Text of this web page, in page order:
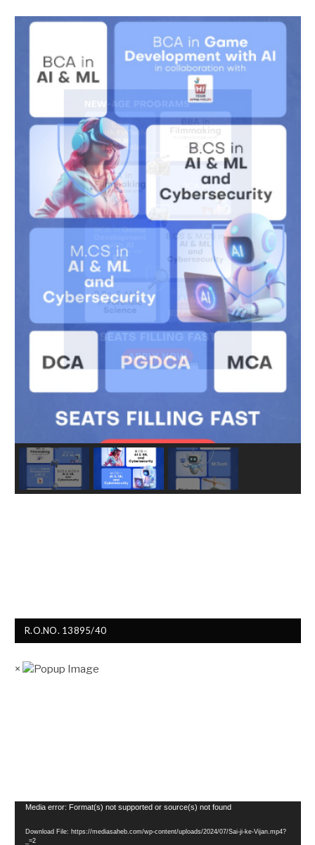
R.O.NO. 13895/40
×
Video
Media error: Format(s) not supported or source(s) not found
Download File: https://mediasaheb.com/wp-content/uploads/2024/07/Sai-ji-ke-Vijan.mp4?
_=2